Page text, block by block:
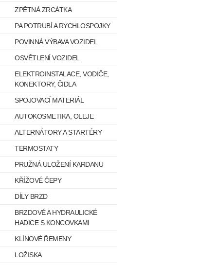
ZPĚTNÁ ZRCÁTKA
PA POTRUBÍ A RYCHLOSPOJKY
POVINNÁ VÝBAVA VOZIDEL
OSVĚTLENÍ VOZIDEL
ELEKTROINSTALACE, VODIČE,
KONEKTORY, ČIDLA
SPOJOVACÍ MATERIÁL
AUTOKOSMETIKA, OLEJE
ALTERNÁTORY A STARTÉRY
TERMOSTATY
PRUŽNÁ ULOŽENÍ KARDANU
KŘÍŽOVÉ ČEPY
DÍLY BRZD
BRZDOVÉ A HYDRAULICKÉ
HADICE S KONCOVKAMI
KLÍNOVÉ ŘEMENY
LOŽISKA